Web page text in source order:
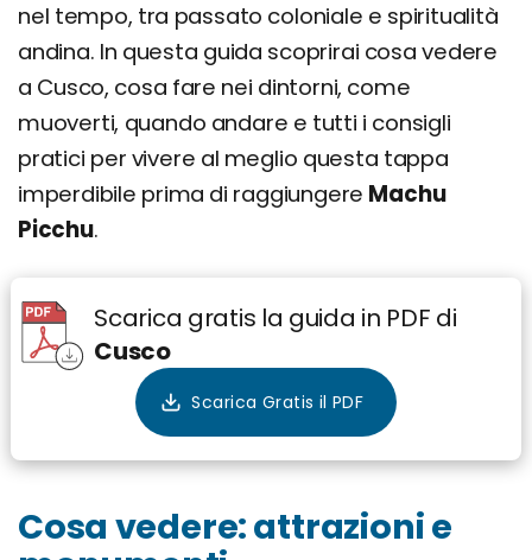
Itinerario di 1 giorno
Itinerario di 3 giorni
Giorno 1
Giorno 2
Giorno 3
Dove si trova e come arrivare
Cosa si mangia a Cusco: Piatti e ricette
tradizionali
Cuy Chactado
Rocoto Relleno
Chiri Uchu
Chicha Morada
nel tempo, tra passato coloniale e spiritualità
andina. In questa guida scoprirai cosa vedere
a Cusco, cosa fare nei dintorni, come
muoverti, quando andare e tutti i consigli
pratici per vivere al meglio questa tappa
imperdibile prima di raggiungere Machu
Picchu.
Scarica gratis la guida in PDF di
Cusco
Cosa vedere: attrazioni e